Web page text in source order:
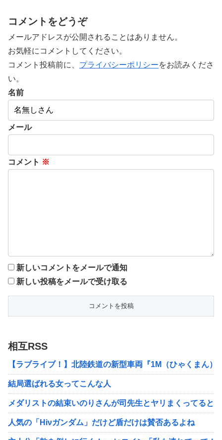
コメントをどうぞ
メールアドレスが公開されることはありません。
お気軽にコメントしてください。
コメント投稿前に、 プライバシーポリシーをお読みくださ
い。
名前
メール
コメント ※
新しいコメントをメールで通知
新しい投稿をメールで受け取る
相互RSS
【ラブライブ！】北陸鉄道の新型車両『1M（ひゃくまん）
結局選ばれる女ってこんな人
メダリストの結束いのりさんが司先生とヤリまくってると
人気の「Hiνガンダム」だけど盾だけは賛否あるよね